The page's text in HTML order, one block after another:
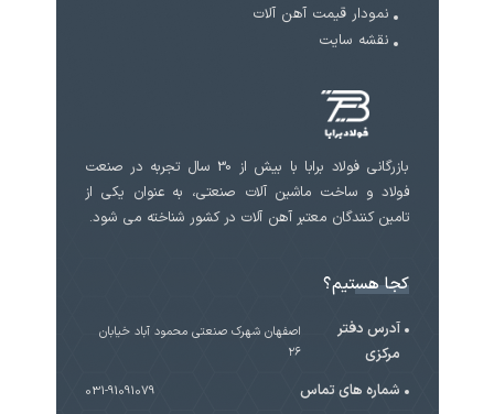
نمودار قیمت آهن آلات
نقشه سایت
بازرگانی فولاد برابا با بیش از 30 سال تجربه در صنعت
فولاد و ساخت ماشین آلات صنعتی، به عنوان یکی از
تامین کنندگان معتبر آهن آلات در کشور شناخته می شود.
کجا هستیم؟
آدرس دفتر
مرکزی
اصفهان شهرک صنعتی محمود آباد خیابان
۲۶
شماره های تماس 031-91091079